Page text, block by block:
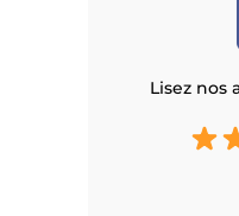
Lisez nos